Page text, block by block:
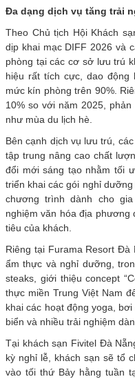
Đa dạng dịch vụ tăng trải
Theo Chủ tịch Hội Khách
dịp khai mạc DIFF 2026 và
phòng tại các cơ sở lưu trú
hiệu rất tích cực, dao động
mức kín phòng trên 90%.
10% so với năm 2025,
như mùa du lịch hè.
Bên cạnh dịch vụ lưu trú,
tập trung nâng cao chất
đổi mới sáng tạo nhằm tối
triển khai các gói nghỉ
chương trình dành cho
nghiệm văn hóa địa
tiêu của khách.
Riêng tại Furama Resort Đà
ẩm thực và nghỉ dưỡng,
steaks, giới thiệu concept
thực miền Trung Việt Nam
khai các hoạt động yoga,
biển và nhiều trải nghiệm
Tại khách sạn Fivitel Đà
kỳ nghỉ lễ, khách sạn sẽ tổ
vào tối thứ Bảy hằng tuần